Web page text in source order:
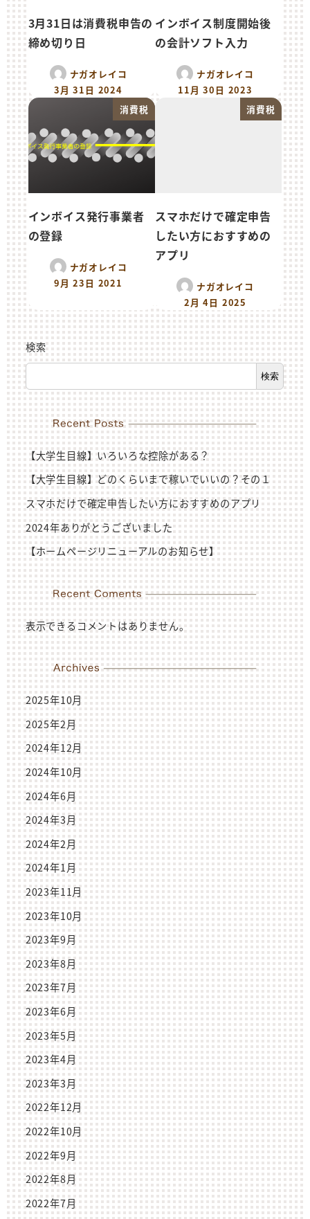
3月31日は消費税申告の
締め切り日
ナガオレイコ
3月 31日 2024
インボイス制度開始後
の会計ソフト入力
ナガオレイコ
11月 30日 2023
消費税
インボイス発行事業者
の登録
ナガオレイコ
9月 23日 2021
消費税
スマホだけで確定申告
したい方におすすめの
アプリ
ナガオレイコ
2月 4日 2025
検索
検索
【大学生目線】いろいろな控除がある？
【大学生目線】どのくらいまで稼いでいいの？その１
スマホだけで確定申告したい方におすすめのアプリ
2024年ありがとうございました
【ホームページリニューアルのお知らせ】
表示できるコメントはありません。
2025年10月
2025年2月
2024年12月
2024年10月
2024年6月
2024年3月
2024年2月
2024年1月
2023年11月
2023年10月
2023年9月
2023年8月
2023年7月
2023年6月
2023年5月
2023年4月
2023年3月
2022年12月
2022年10月
2022年9月
2022年8月
2022年7月